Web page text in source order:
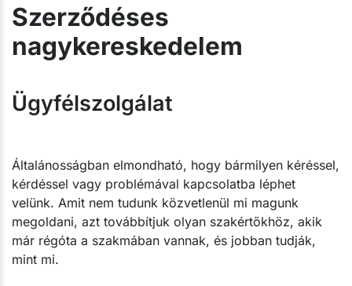
Szerződéses
nagykereskedelem
Ügyfélszolgálat
Általánosságban elmondható, hogy bármilyen kéréssel,
kérdéssel vagy problémával kapcsolatba léphet
velünk. Amit nem tudunk közvetlenül mi magunk
megoldani, azt továbbítjuk olyan szakértőkhöz, akik
már régóta a szakmában vannak, és jobban tudják,
mint mi.